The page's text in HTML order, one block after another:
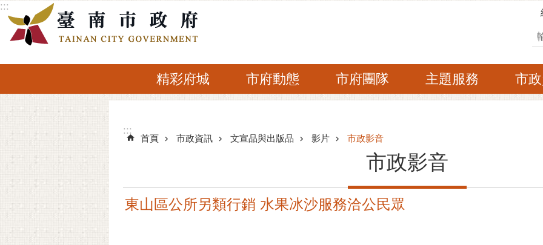
跳到主要內容區塊
:::
精彩府城 市府動態 市府團隊 主題服務 市
:::
:::
首頁 市政資訊 文宣品與出版品 影片 市政影音
市政影音
東山區公所另類行銷 水果冰沙服務洽公民眾